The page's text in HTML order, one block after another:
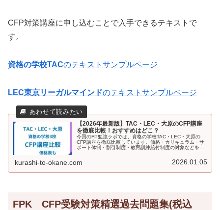
CFP対策講座に申し込むことで入手できるテキストで
す。
資格の学校TACのテキストサンプルページ
LEC東京リーガルマインドのテキストサンプルページ
【2026年最新版】TAC・LEC・大原のCFP講座
を徹底比較！おすすめはどこ？
今回のFP勉強ラボでは、資格の学校TAC・LEC・大原の
CFP講座を徹底比較しています。価格・カリキュラム・サ
ポート体制・割引制度・教育訓練給付制度の対象などをわ
いる方や、自分に合うCFP講座を見つけたい方はぜひ参考
kurashi-to-okane.com 2026.01.05
FPK CFP受験対策精選過去問題集(税込